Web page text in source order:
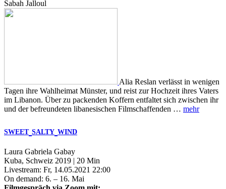
Sabah Jalloul
Alia Reslan verlässt in wenigen
Tagen ihre Wahlheimat Münster, und reist zur Hochzeit ihres Vaters
im Libanon. Über zu packenden Koffern entfaltet sich zwischen ihr
und der befreundeten libanesischen Filmschaffenden … mehr
SWEET SALTY WIND
Laura Gabriela Gabay
Kuba, Schweiz 2019 | 20 Min
Livestream: Fr, 14.05.2021 22:00
On demand: 6. – 16. Mai